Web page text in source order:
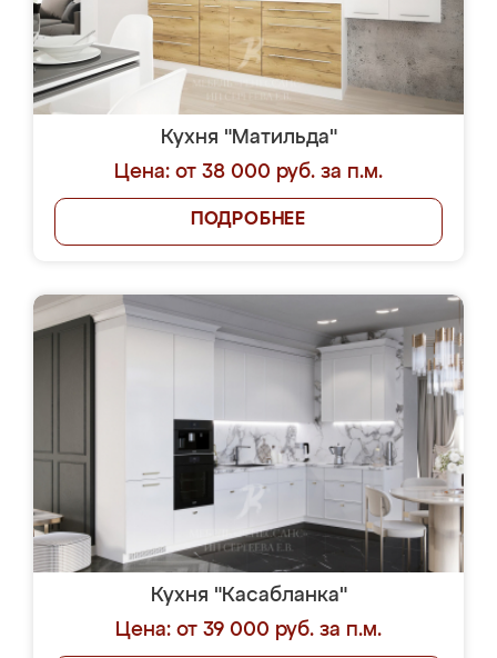
Кухня "Матильда"
Цена: от 38 000 руб. за п.м.
ПОДРОБНЕЕ
Кухня "Касабланка"
Цена: от 39 000 руб. за п.м.